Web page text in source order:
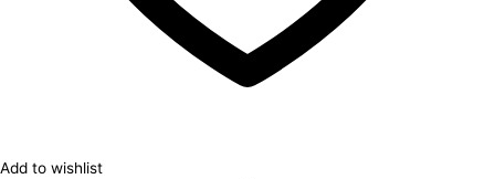
Add to wishlist